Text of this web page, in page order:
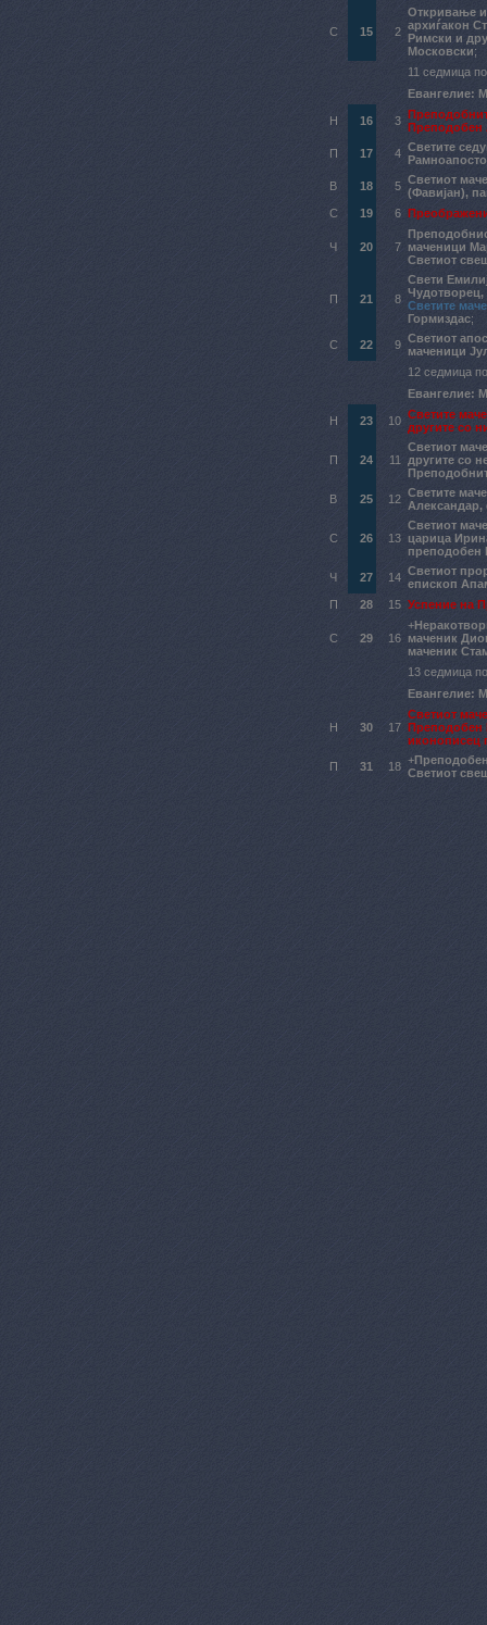
С 15 2
Откривање
архиѓакон
Римски и
Московски;
11 седмица
Евангелие:
Н 16 3 Преподобен
П
17 4 Светите
В
18 5 Светиот
(Фавијан),
С
19 6
Ч 20 7 маченици
Светиот
П 21 8
Свети
Чудотворец,
Светите
Гормиздас;
С
22 9 Светиот
маченици
12 седмица
Евангелие:
Н 23 10 Светите
другите со
П 24 11
Светиот
другите со
В
25 12 Светите
С 26 13
Светиот
царица
Ч
27 14 Светиот
епископ
П
28 15 Успение на
С 29 16
+
маченик
маченик
13 седмица
Евангелие:
Н 30 17
Светиот
Преподобен
иконописец
П
31 18 +
Светиот